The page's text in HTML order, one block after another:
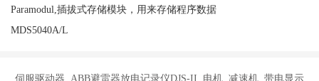
Paramodul,插拔式存储模块，用来存储程序数据
MDS5040A/L
伺服驱动器 ABB避雷器放电记录仪DJS-II 电机 减速机 带电显示